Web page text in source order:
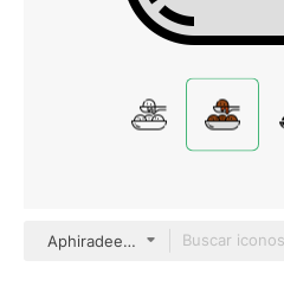
Aphiradee (monkik) Lineal Color